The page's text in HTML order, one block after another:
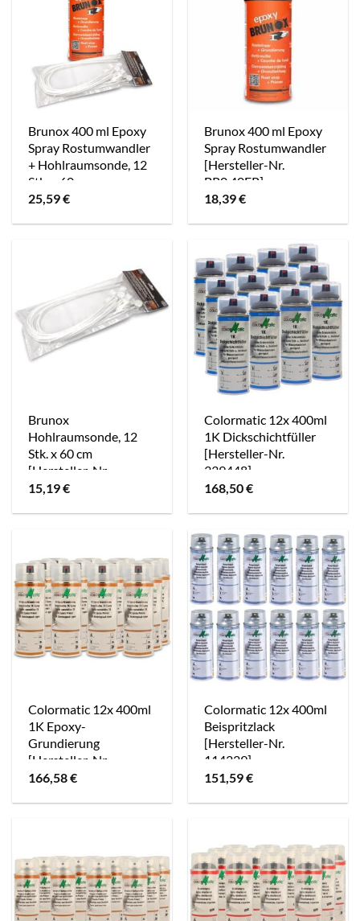
Brunox 400 ml Epoxy
Spray Rostumwandler
+ Hohlraumsonde, 12
Stk. x 60 cm
[Hersteller-Nr.
25,59€
Brunox 400 ml Epoxy
Spray Rostumwandler
[Hersteller-Nr.
BR0,40EP]
18,39€
Brunox
Hohlraumsonde, 12
Stk. x 60 cm
[Hersteller-Nr.
BR60LANCE]
15,19€
Colormatic 12x 400ml
1K Dickschichtfüller
[Hersteller-Nr.
339448]
168,50€
Colormatic 12x 400ml
1K Epoxy-
Grundierung
[Hersteller-Nr.
174414]
166,58€
Colormatic 12x 400ml
Beispritzlack
[Hersteller-Nr.
114229]
151,59€